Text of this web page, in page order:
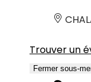
Trouver un
Fermer sous-